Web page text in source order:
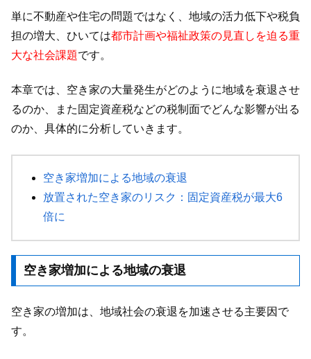
単に不動産や住宅の問題ではなく、地域の活力低下や税負
担の増大、ひいては都市計画や福祉政策の見直しを迫る重
大な社会課題です。
本章では、空き家の大量発生がどのように地域を衰退させ
るのか、また固定資産税などの税制面でどんな影響が出る
のか、具体的に分析していきます。
空き家増加による地域の衰退
放置された空き家のリスク：固定資産税が最大6
倍に
空き家増加による地域の衰退
空き家の増加は、地域社会の衰退を加速させる主要因で
す。